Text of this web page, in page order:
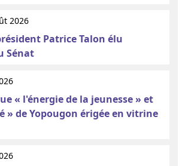
2026
Patrice Talon élu
Sénat
« l'énergie de la jeunesse » et
» de Yopougon érigée en vitrine